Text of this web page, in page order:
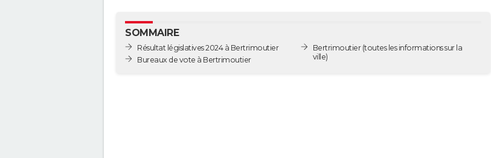
SOMMAIRE
Résultat législatives 2024 à Bertrimoutier
Bureaux de vote à Bertrimoutier
Bertrimoutier(toutes les informations sur la
ville)